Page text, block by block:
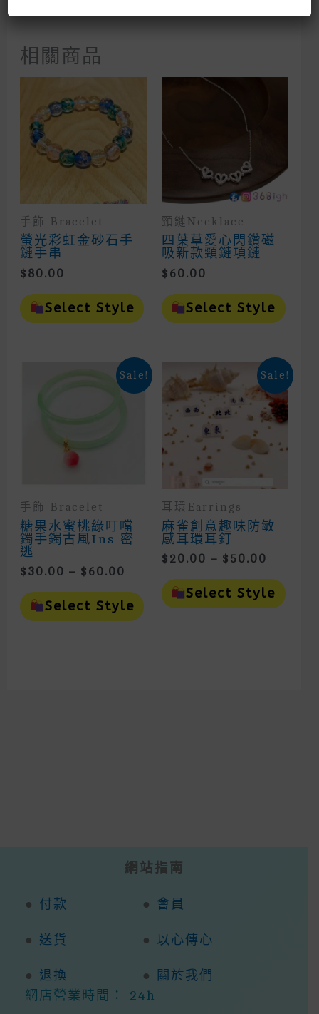
相關商品
手飾 Bracelet
螢光彩虹金砂石手
鏈手串
$ 80.00
Select Style
This
Product
Has
The
Options
May
Be
Chosen
The
Product
Page
頸鏈Necklace
四葉草愛心閃鑽磁
吸新款頸鏈項鏈
$ 60.00
Select Style
Has
The
May
Be
On
Sale!
手飾 Bracelet
糖果水蜜桃綠叮噹
鐲手鐲古風ins 密
逃
$ 30.00 – $ 60.00
Range:
$30.00
Through
Select Style
This
Product
Sale!
耳環Earrings
麻雀創意趣味防敏
感耳環耳釘
$ 20.00 – $ 50.00
$20.00
Select Style
Has
網站指南
● 付款 ● 會員
● 送貨 ● 以心傳心
● 退換 ●
關於我們
網店營業時間： 24h